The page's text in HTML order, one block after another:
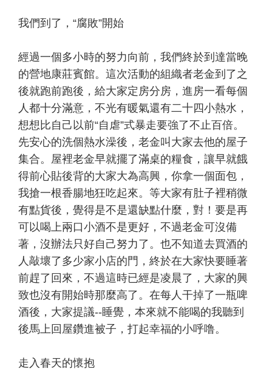
我們到了，“腐敗”開始
經過一個多小時的努力向前，我們終於到達當晚
的營地康莊賓館。這次活動的組織者老金到了之
後就跑前跑後，給大家定房分房，進房一看每個
人都十分滿意，不光有暖氣還有二十四小熱水，
想想比自己以前“自虐”式暴走要強了不止百倍。
先安心的洗個熱水澡後，老金叫大家去他的屋子
集合。屋裡老金早就擺了滿桌的糧食，讓早就餓
得前心貼後背的大家大為高興，你拿一個面包，
我搶一根香腸地狂吃起來。等大家有肚子裡稍微
有點貨後，覺得是不是還缺點什麼，對！要是再
可以喝上兩口小酒不是更好，不過老金可沒備
著，沒辦法只好自己努力了。也不知道去買酒的
人敲壞了多少家小店的門，終於在大家快要睡著
前趕了回來，不過這時已經是凌晨了，大家的興
致也沒有開始時那麼高了。在每人干掉了一瓶啤
酒後，大家提議--睡覺，本來就不能喝的我聽到
後馬上回屋鑽進被子，打起幸福的小呼噜。
走入春天的懷抱